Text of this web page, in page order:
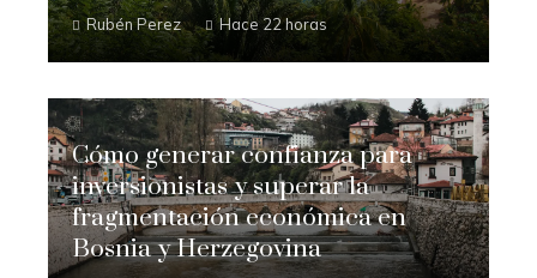
Rubén Perez Hace 22 horas
Cómo generar confianza para
inversionistas y superar la
fragmentación económica en
Bosnia y Herzegovina